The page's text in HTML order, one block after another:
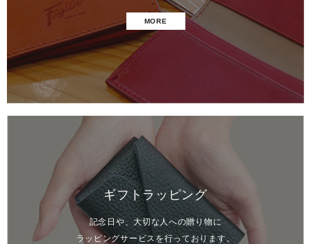
MORE
ギフトラッピング
記念日や、大切な人への贈り物に
ラッピングサービスを行っております。